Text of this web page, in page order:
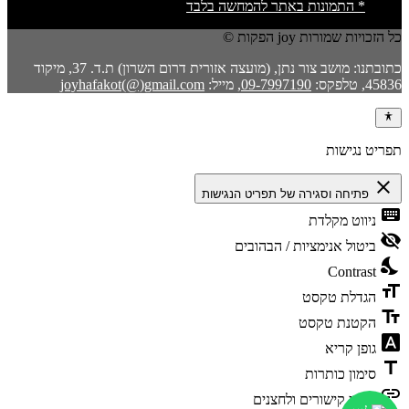
* התמונות באתר להמחשה בלבד
כל הזכויות שמורות joy הפקות ©
כתובתנו: מושב צור נתן, (מועצה אזורית דרום השרון) ת.ד. 37, מיקוד
45836, טלפקס:
09-7997190, מייל: joyhafakot(@)gmail.com
תפריט נגישות
close פתיחה וסגירה של תפריט הנגישות
keyboard ניווט מקלדת
visibility_off ביטול אנימציות / הבהובים
nights_stay
Contrast
format_size הגדלת טקסט
text_fields הקטנת טקסט
font_download גופן קריא
title סימון כותרות
link סימון קישורים ולחצנים